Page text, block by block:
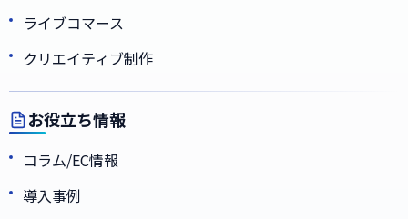
ライブコマース
クリエイティブ制作
お役立ち情報
コラム/EC情報
導入事例